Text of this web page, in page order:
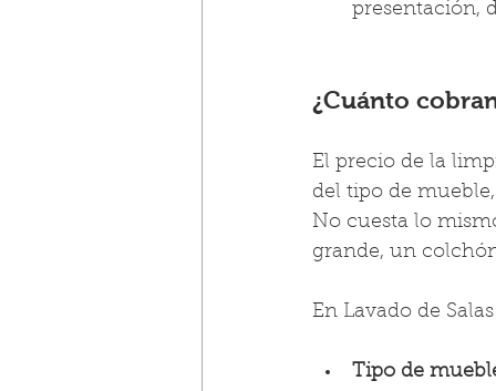
presentación,
¿Cuánto
El precio de la
del tipo de
No cuesta lo
grande, un
En Lavado de
Tipo de